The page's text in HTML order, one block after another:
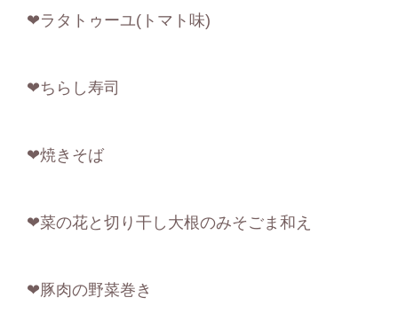
❤ラタトゥーユ(トマト味)
❤ちらし寿司
❤焼きそば
❤菜の花と切り干し大根のみそごま和え
❤豚肉の野菜巻き